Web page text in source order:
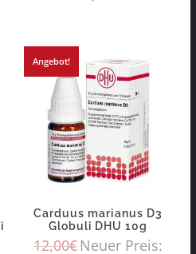
Angebot!
Carduus marianus D3
Globuli DHU 10g
12,00€Neuer Preis: